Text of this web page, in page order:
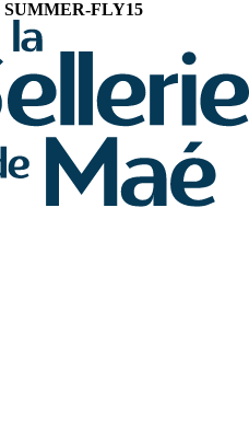
SUMMER-FLY15